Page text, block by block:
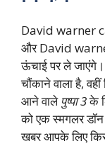
David warner
और David
ऊंचाई पर ले जाएंगे।
चौंकाने वाला है,
आने वाले पुष्पा 3के
को एक स्मगलर
खबर आपके लिए